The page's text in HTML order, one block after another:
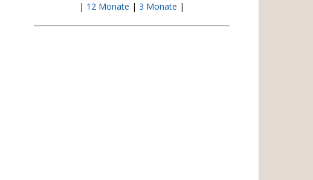
| 12 Monate | 3 Monate |